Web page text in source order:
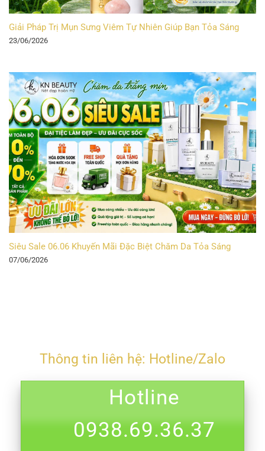
Giải Pháp Trị Mụn Sưng Viêm Tự Nhiên Giúp Bạn Tỏa Sáng
23/06/2026
Siêu Sale 06.06 Khuyến Mãi Đặc Biệt Chăm Da Tỏa Sáng
07/06/2026
Thông tin liên hệ: Hotline/Zalo
Hotline
0938.69.36.37